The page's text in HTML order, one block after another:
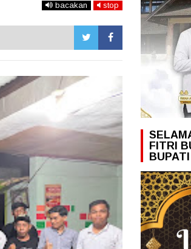
bacakan stop
FITRI